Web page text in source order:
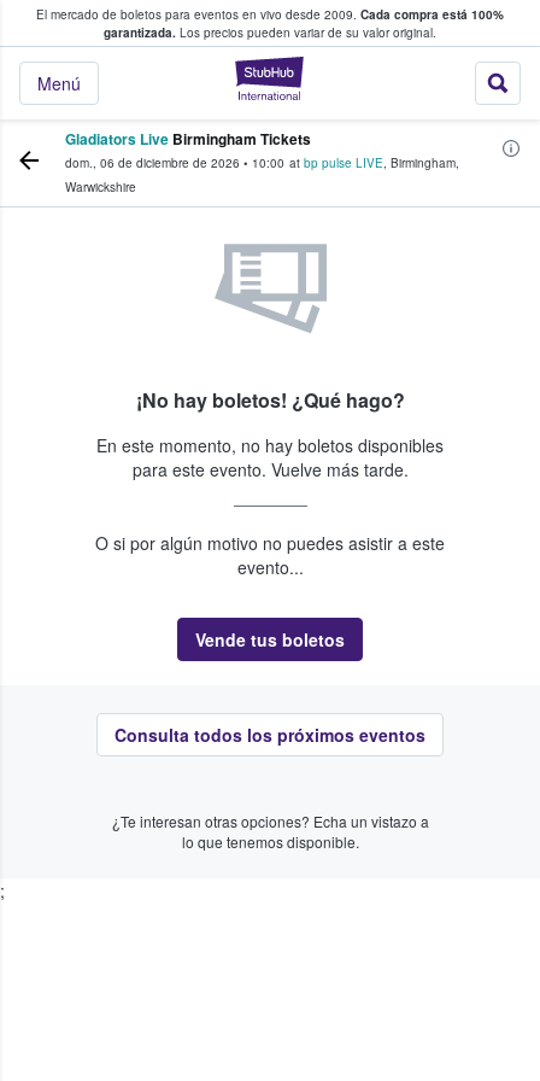
El mercado de boletos para eventos en vivo desde 2009. Cada compra está 100%
garantizada. Los precios pueden variar de su valor original.
StubHub: donde
Menú
fans compran y venden boletos
Gladiators Live Birmingham Tickets
dom., 06 de diciembre de 2026 • 10:00 at bp pulse LIVE, Birmingham,
Warwickshire
¡No hay boletos! ¿Qué hago?
En este momento, no hay boletos disponibles
para este evento. Vuelve más tarde.
O si por algún motivo no puedes asistir a este
evento...
Vende tus boletos
Consulta todos los próximos eventos
¿Te interesan otras opciones? Echa un vistazo a
lo que tenemos disponible.
;